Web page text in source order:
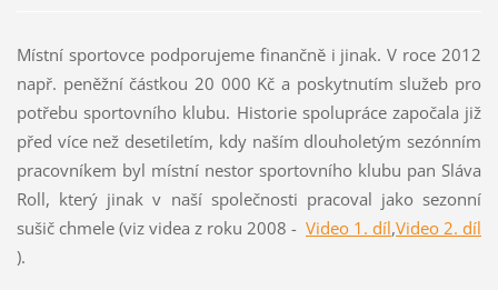
Místní sportovce podporujeme finančně i jinak. V roce 2012
např. peněžní částkou 20 000 Kč a poskytnutím služeb pro
potřebu sportovního klubu. Historie spolupráce započala již
před více než desetiletím, kdy naším dlouholetým sezónním
pracovníkem byl místní nestor sportovního klubu pan Sláva
Roll, který jinak v naší společnosti pracoval jako sezonní
sušič chmele (viz videa z roku 2008 -Video 1. díl,Video 2. díl
).